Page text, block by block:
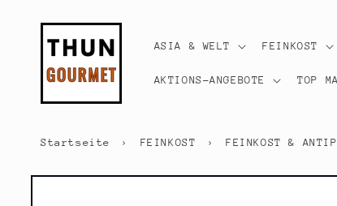
ASIA & WELT FEINKOST
AKTIONS-ANGEBOTE TOP
Startseite › FEINKOST › FEINKOST &